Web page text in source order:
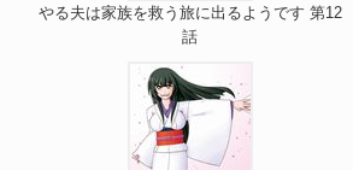
やる夫は家族を救う旅に出るようです 第12
話